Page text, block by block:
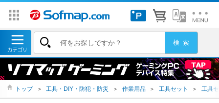
トップ ＞ 工具・DIY・防犯・防災 ＞ 作業用品 ＞ 工具セット ＞ 工具